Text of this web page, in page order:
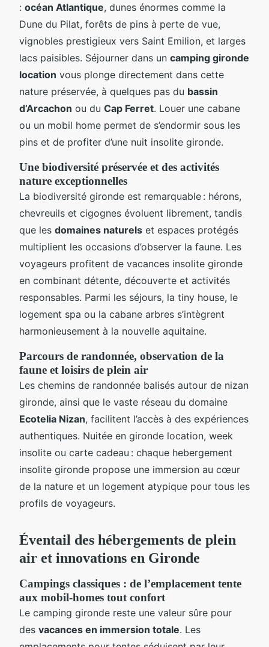
: océan Atlantique, dunes énormes comme la
Dune du Pilat, forêts de pins à perte de vue,
vignobles prestigieux vers Saint Emilion, et larges
lacs paisibles. Séjourner dans un camping gironde
location vous plonge directement dans cette
nature préservée, à quelques pas du bassin
d’Arcachon ou du Cap Ferret. Louer une cabane
ou un mobil home permet de s’endormir sous les
pins et de profiter d’une nuit insolite gironde.
Une biodiversité préservée et des activités
nature exceptionnelles
La biodiversité gironde est remarquable : hérons,
chevreuils et cigognes évoluent librement, tandis
que les domaines naturels et espaces protégés
multiplient les occasions d’observer la faune. Les
voyageurs profitent de vacances insolite gironde
en combinant détente, découverte et activités
responsables. Parmi les séjours, la tiny house, le
logement spa ou la cabane arbres s’intègrent
harmonieusement à la nouvelle aquitaine.
Parcours de randonnée, observation de la
faune et loisirs de plein air
Les chemins de randonnée balisés autour de nizan
gironde, ainsi que le vaste réseau du domaine
Ecotelia Nizan, facilitent l’accès à des expériences
authentiques. Nuitée en gironde location, week
insolite ou carte cadeau : chaque hebergement
insolite gironde propose une immersion au cœur
de la nature et un logement atypique pour tous les
profils de voyageurs.
Éventail des hébergements de plein
air et innovations en Gironde
Campings classiques : de l’emplacement tente
aux mobil-homes tout confort
Le camping gironde reste une valeur sûre pour
des vacances en immersion totale. Les